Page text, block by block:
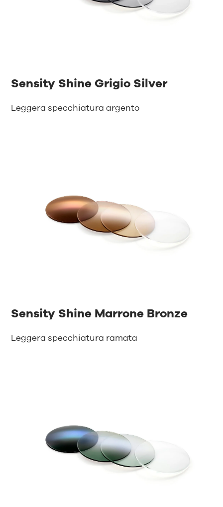
Sensity Shine Grigio Silver
Leggera specchiatura argento
Sensity Shine Marrone Bronze
Leggera specchiatura ramata